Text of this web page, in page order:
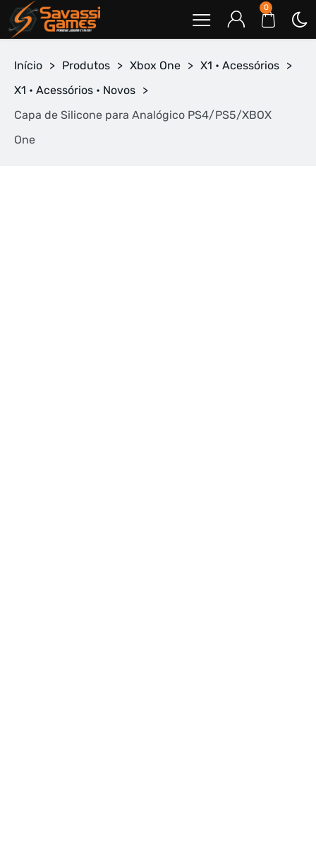
0
Início > Produtos > Xbox One > X1 • Acessórios >
X1 • Acessórios • Novos >
Capa de Silicone para Analógico PS4/PS5/XBOX
One